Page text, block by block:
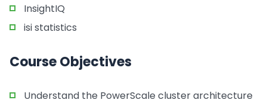
InsightIQ
isi statistics
Course Objectives
Understand the PowerScale cluster architecture